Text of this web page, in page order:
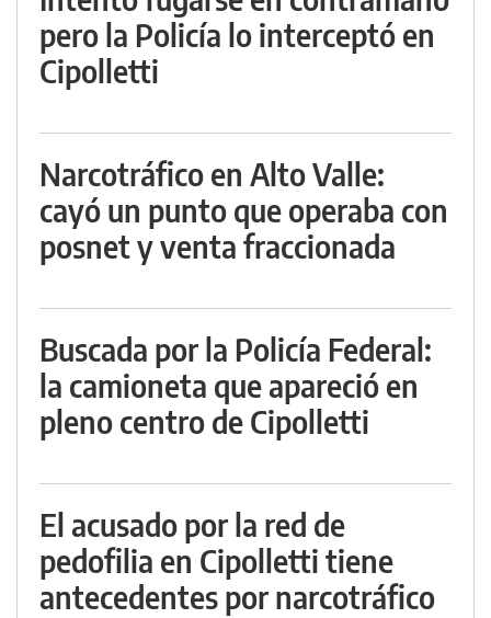
pero la Policía lo interceptó en
Cipolletti
Narcotráfico en Alto Valle:
cayó un punto que operaba con
posnet y venta fraccionada
Buscada por la Policía Federal:
la camioneta que apareció en
pleno centro de Cipolletti
El acusado por la red de
pedofilia en Cipolletti tiene
antecedentes por narcotráfico